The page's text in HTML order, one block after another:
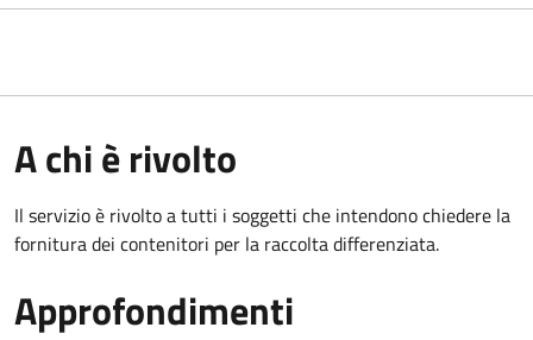
A chi è rivolto
Il servizio è rivolto a tutti i soggetti che intendono chiedere la
fornitura dei contenitori per la raccolta differenziata.
Approfondimenti